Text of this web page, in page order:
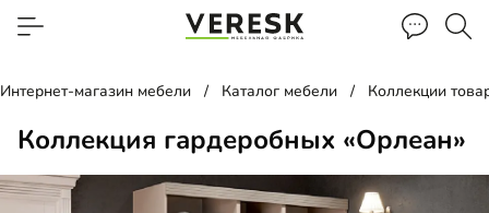
Интернет-магазин мебели Каталог мебели Коллекции
Коллекция гардеробных «Орлеан»